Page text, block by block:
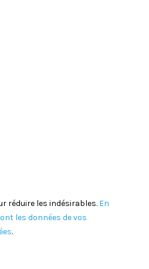
réduire les indésirables. En
les données de vos
.